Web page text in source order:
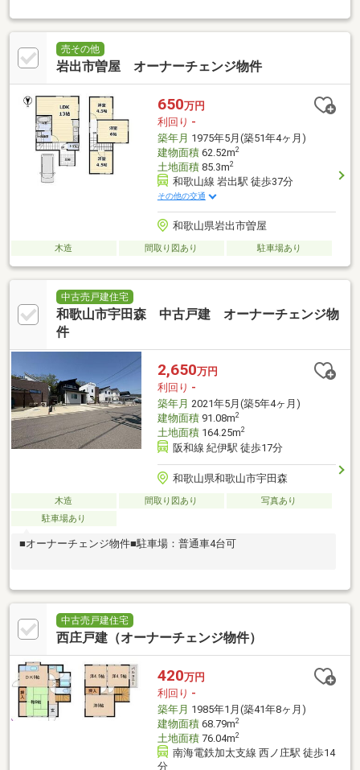
売その他
岩出市曽屋 オーナーチェンジ物件
650万円
利回り -
築年月 1975年5月(築51年4ヶ月)
建物面積62.52m2
土地面積85.3m2
和歌山線 岩出駅 徒歩37分
その他の交通
和歌山県岩出市曽屋
木造 間取り図あり 駐車場あり
中古売戸建住宅
和歌山市宇田森 中古戸建 オーナーチェンジ物
件
2,650万円
利回り -
築年月 2021年5月(築5年4ヶ月)
建物面積91.08m2
土地面積164.25m2
阪和線 紀伊駅 徒歩17分
和歌山県和歌山市宇田森
木造 間取り図あり
写真あり
駐車場あり
■オーナーチェンジ物件■駐車場：普通車4台可
中古売戸建住宅
西庄戸建（オーナーチェンジ物件）
420万円
利回り -
築年月 1985年1月(築41年8ヶ月)
建物面積68.79m2
土地面積76.04m2
南海電鉄加太支線 西ノ庄駅 徒歩14
分